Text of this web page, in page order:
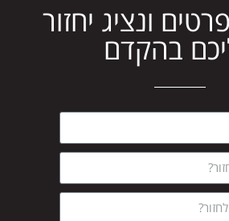
ונציג יחזור
בהקדם